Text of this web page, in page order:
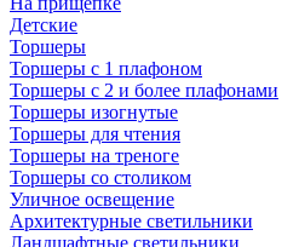
Детские
Торшеры
Торшеры с 1 плафоном
Торшеры с 2 и более плафонами
Торшеры изогнутые
Торшеры для чтения
Торшеры на треноге
Торшеры со столиком
Уличное освещение
Архитектурные светильники
Ландшафтные светильники